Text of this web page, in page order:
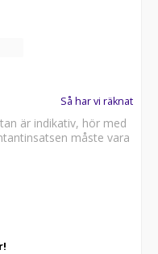
Så har vi räknat
är indikativ, hör med
måste vara